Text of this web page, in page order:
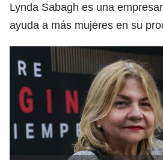
Lynda Sabagh es una
ayuda a más mujeres en su